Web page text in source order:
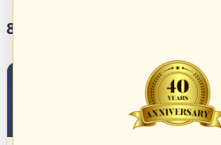
8 Livestreams heute
0
TOP 5